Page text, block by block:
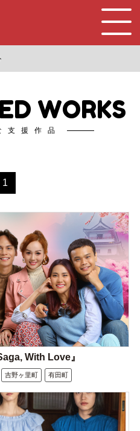
WORKS
支援作品
1
With Love』
吉野ヶ里町 有田町